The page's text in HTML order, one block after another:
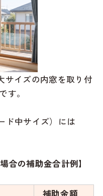
サイズの内窓を取り付
す。
ド中サイズ）には
合の補助金合計例】